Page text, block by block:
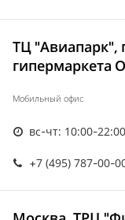
ТЦ "Авиапарк",
гипермаркета
Мобильный офис
вс-чт: 10:00-
+7 (495) 787-00-